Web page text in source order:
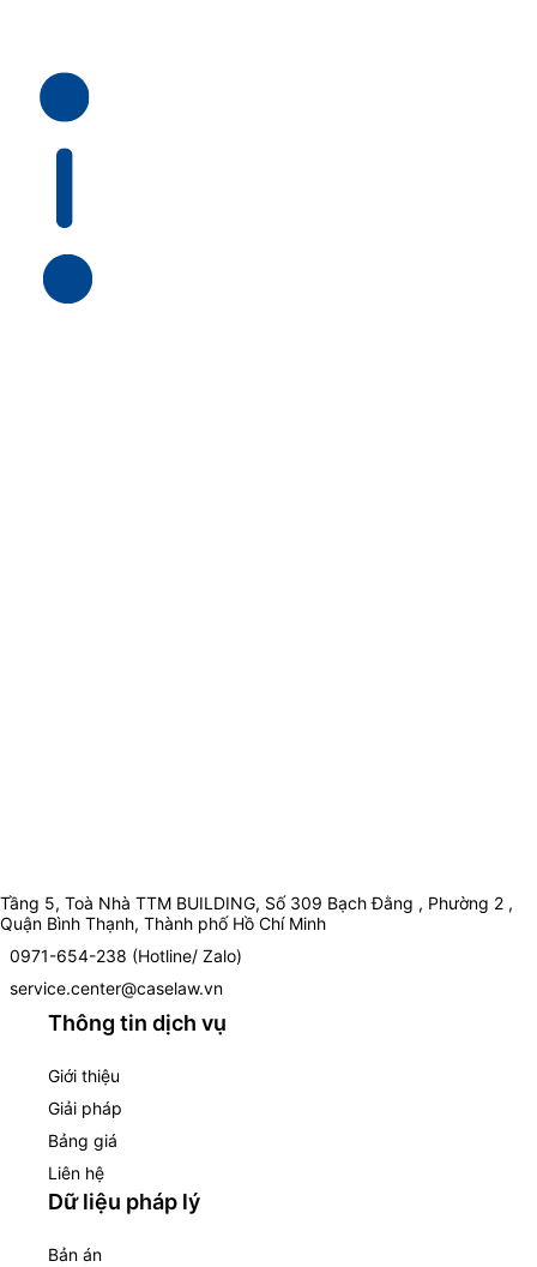
Tầng 5, Toà Nhà TTM BUILDING, Số 309 Bạch Đằng , Phường 2 ,
Quận Bình Thạnh, Thành phố Hồ Chí Minh
0971-654-238 (Hotline/ Zalo)
service.center@caselaw.vn
Thông tin dịch vụ
Giới thiệu
Giải pháp
Bảng giá
Liên hệ
Dữ liệu pháp lý
Bản án